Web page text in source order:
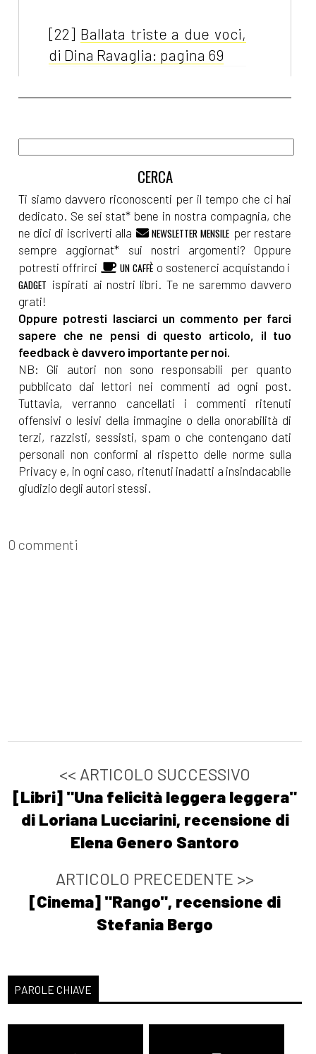
[22] Ballata triste a due voci,
di Dina Ravaglia: pagina 69
Maggio 2022
[12]Il sogno dell'isola, di
Aprile 2022
[20]Sognando la libertà, di
Silvia Pattarini: pagina 69
Nicolò Maniscalco: pagina 69
Febbraio 2022
[23]Intrecci di Trama volume
2, Autori Vari: pagina 69
Dicembre 2021
Paola Napoleone: pagina 69
[06]Petrolio bollente, di
Katia Manfredi: pagina 69
Agosto 2021
Risorgemia, di Decimo
Tagliapietra: pagina 69
morta, di Gualtiero Ferrari:
pagina 69
Ti siamo davvero riconoscenti per il tempo che ci hai
dedicato. Se sei stat* bene in nostra compagnia, che
ne dici di iscriverti alla
NEWSLETTER MENSILE per restare
sempre aggiornat* sui nostri argomenti? Oppure
potresti offrirci
UN CAFFÈ o sostenerci acquistando i
GADGET ispirati ai nostri libri. Te ne saremmo davvero
grati!
Oppure potresti lasciarci un commento per farci
sapere che ne pensi di questo articolo, il tuo
feedback è davvero importante per noi.
NB: Gli autori non sono responsabili per quanto
pubblicato dai lettori nei commenti ad ogni post.
Tuttavia, verranno cancellati i commenti ritenuti
offensivi o lesivi della immagine o della onorabilità di
terzi, razzisti, sessisti, spam o che contengano dati
personali non conformi al rispetto delle norme sulla
Privacy e, in ogni caso, ritenuti inadatti a insindacabile
giudizio degli autori stessi.
0 commenti
<< ARTICOLO SUCCESSIVO
[Libri] "Una felicità leggera leggera"
di Loriana Lucciarini, recensione di
Elena Genero Santoro
ARTICOLO PRECEDENTE >>
[Cinema] "Rango", recensione di
Stefania Bergo
PAROLE CHIAVE